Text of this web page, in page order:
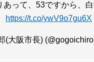
あって、53ですから、
https://t.co/ywV9o7gu6X
(大阪市長)